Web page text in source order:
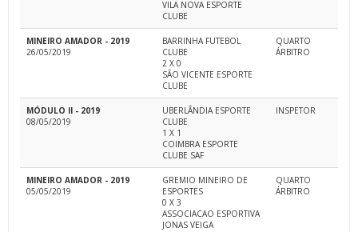
VILA NOVA ESPORTE
CLUBE
MINEIRO AMADOR - 2019
26/05/2019
BARRINHA FUTEBOL
CLUBE
2 X 0
SÃO VICENTE ESPORTE
CLUBE
QUARTO
ÁRBITRO
MÓDULO II - 2019
08/05/2019
UBERLÂNDIA ESPORTE
CLUBE
1 X 1
COIMBRA ESPORTE
CLUBE SAF
INSPETOR
MINEIRO AMADOR - 2019
05/05/2019
GREMIO MINEIRO DE
ESPORTES
0 X 3
ASSOCIACAO ESPORTIVA
JONAS VEIGA
QUARTO
ÁRBITRO